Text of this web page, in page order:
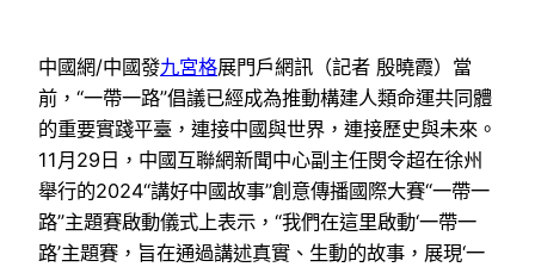
中國網/中國發九宮格展門戶網訊（記者 殷曉霞）當
前，“一帶一路”倡議已經成為推動構建人類命運共同體
的重要實踐平臺，連接中國與世界，連接歷史與未來。
11月29日，中國互聯網新聞中心副主任閔令超在徐州
舉行的2024“講好中國故事”創意傳播國際大賽“一帶一
路”主題賽啟動儀式上表示，“我們在這里啟動‘一帶一
路’主題賽，旨在通過講述真實、生動的故事，展現‘一